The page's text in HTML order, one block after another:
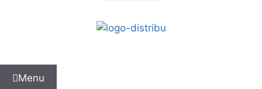
Menu